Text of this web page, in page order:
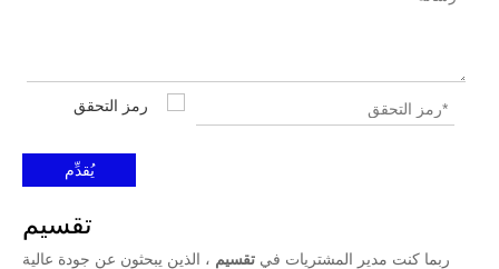
يُقدِّم
تقسيم
ربما كنت مدير المشتريات في تقسيم ، الذين يبحثون عن جودة عالية